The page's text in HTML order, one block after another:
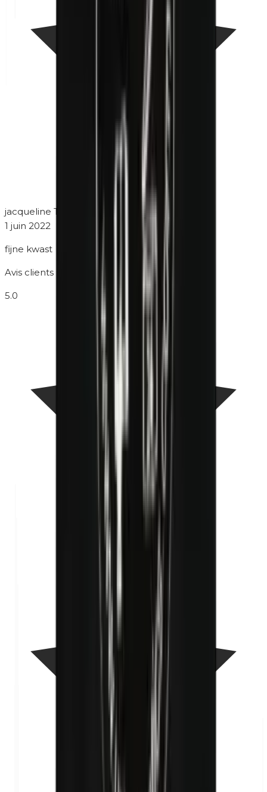
jacqueline Theeuwen
1 juin 2022
fijne kwast
Avis clients
5.0